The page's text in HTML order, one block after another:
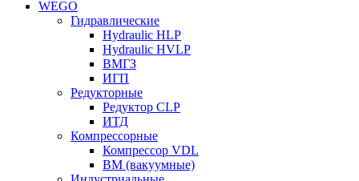
WEGO
Гидравлические
Hydraulic HLP
Hydraulic HVLP
ВМГЗ
ИГП
Редукторные
Редуктор CLP
ИТД
Компрессорные
Компрессор VDL
ВМ (вакуумные)